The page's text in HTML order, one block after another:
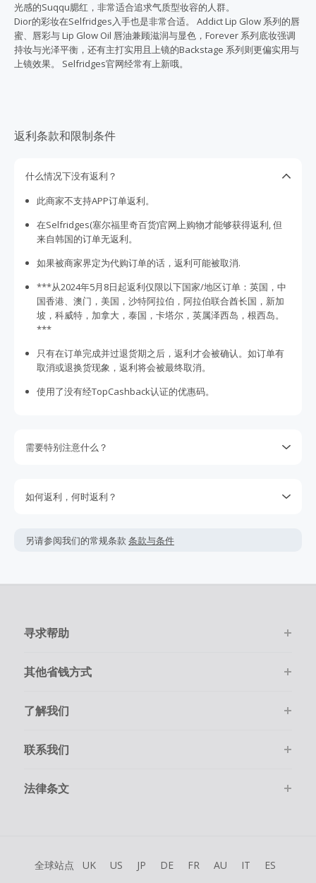
光感的Suqqu腮红，非常适合追求气质型妆容的人群。
Dior的彩妆在Selfridges入手也是非常合适。 Addict Lip Glow 系列的唇
蜜、唇彩与 Lip Glow Oil 唇油兼顾滋润与显色，Forever 系列底妆强调
持妆与光泽平衡，还有主打实用且上镜的Backstage 系列则更偏实用与
上镜效果。 Selfridges官网经常有上新哦。
返利条款和限制条件
什么情况下没有返利？
此商家不支持APP订单返利。
在Selfridges(塞尔福里奇百货)官网上购物才能够获得返利, 但
来自韩国的订单无返利。
如果被商家界定为代购订单的话，返利可能被取消.
***从2024年5月8日起返利仅限以下国家/地区订单：英国，中
国香港、澳门，美国，沙特阿拉伯，阿拉伯联合酋长国，新加
坡，科威特，加拿大，泰国，卡塔尔，英属泽西岛，根西岛。
***
只有在订单完成并过退货期之后，返利才会被确认。如订单有
取消或退换货现象，返利将会被最终取消。
使用了没有经TopCashback认证的优惠码。
需要特别注意什么？
返利一般是按照您结算时的最终金额计算，但商家不会在税
如果订单结算的币种非美金，您最终得到的返利可能会受汇
率、币种跟踪等因素的影响而比实际换算后的要少。
如何返利，何时返利？
踪到的情况。若在购物后的7天内未跟踪到返利，请在下单的
100天内提交返利索赔，因为我们无法处理超过100天的交易。
另请参阅我们的常规条款 条款与条件
寻求帮助
其他省钱方式
了解我们
联系我们
法律条文
全球站点 UK US JP DE FR AU IT ES